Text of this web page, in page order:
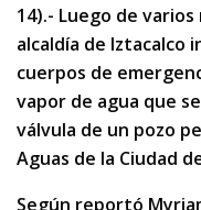
14).- Luego de
alcaldía de Iztacalco
cuerpos de
vapor de agua que
válvula de un pozo
Aguas de la Ciudad
Según reportó